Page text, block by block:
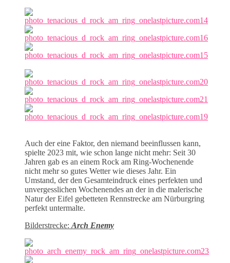
Auch der eine Faktor, den niemand beeinflussen kann,
spielte 2023 mit, wie schon lange nicht mehr: Seit 30
Jahren gab es an einem Rock am Ring-Wochenende
nicht mehr so gutes Wetter wie dieses Jahr. Ein
Umstand, der den Gesamteindruck eines perfekten und
unvergesslichen Wochenendes an der in die malerische
Natur der Eifel gebetteten Rennstrecke am Nürburgring
perfekt untermalte.
Bilderstrecke: Arch Enemy